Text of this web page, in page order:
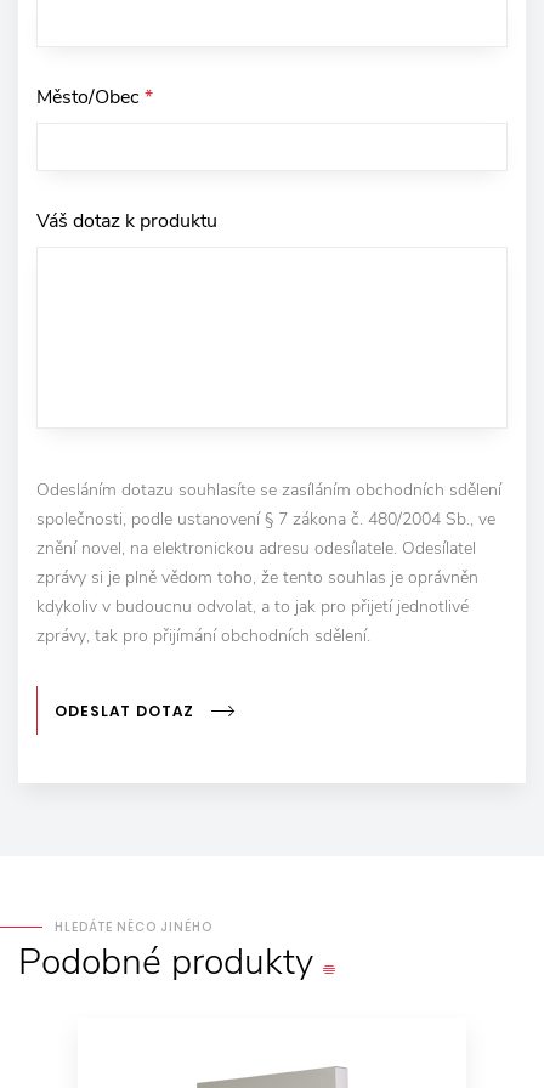
Město/Obec*
Váš dotaz k produktu
Odesláním dotazu souhlasíte se zasíláním obchodních sdělení
společnosti, podle ustanovení § 7 zákona č. 480/2004 Sb., ve
znění novel, na elektronickou adresu odesílatele. Odesílatel
zprávy si je plně vědom toho, že tento souhlas je oprávněn
kdykoliv v budoucnu odvolat, a to jak pro přijetí jednotlivé
zprávy, tak pro přijímání obchodních sdělení.
ODESLAT DOTAZ
HLEDÁTE NĚCO JINÉHO
Podobné produkty